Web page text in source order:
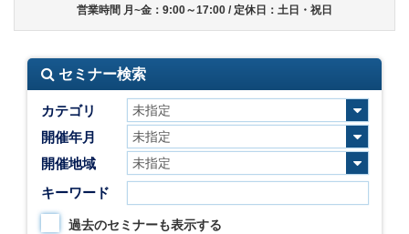
営業時間 月~金：9:00～17:00 / 定休日：土日・祝日
セミナー検索
カテゴリ
開催年月
開催地域
キーワード
過去のセミナーも表示する